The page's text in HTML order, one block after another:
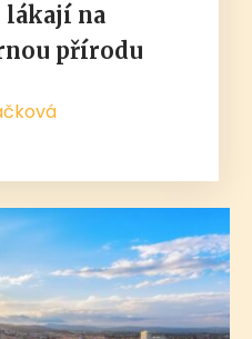
na
přírodu